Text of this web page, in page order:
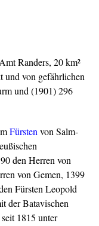
Randers, 20 km²
und von gefährlichen
und (1901) 296
Fürstenvon Salm-
den Herren von
von Gemen, 1399
Fürsten Leopold
der Batavischen
1815 unter